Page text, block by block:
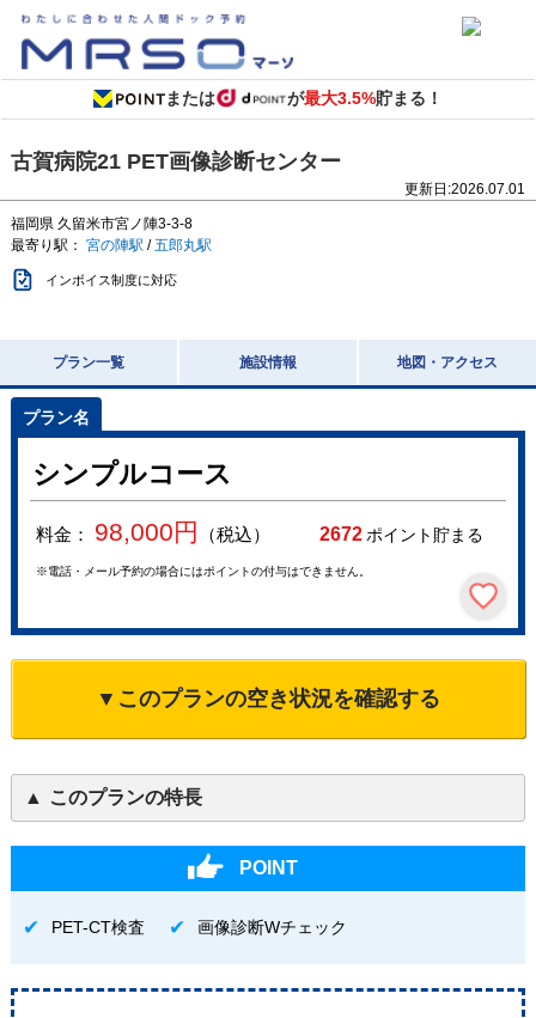
または が最大3.5%貯まる！
古賀病院21 PET画像診断センター
更新日:2026.07.01
福岡県 久留米市宮ノ陣3-3-8
最寄り駅： 宮の陣駅 /五郎丸駅
インボイス制度に対応
プラン一覧 施設情報 地図・アクセス
シンプルコース
料金： 98,000円 （税込） 2672ポイント貯まる
※電話・メール予約の場合にはポイントの付与はできません。
▼このプランの空き状況を確認する
このプランの特長
POINT
PET-CT検査 画像診断Wチェック